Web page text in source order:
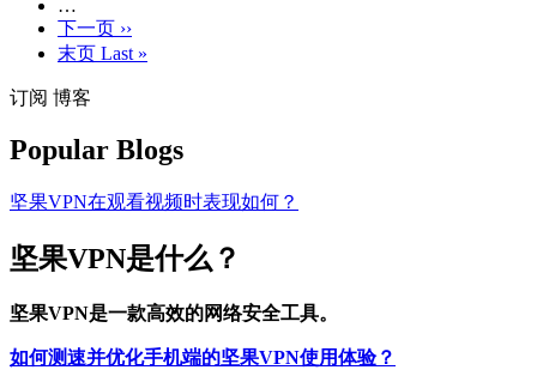
…
下一页 ››
末页 Last »
订阅 博客
Popular Blogs
坚果VPN在观看视频时表现如何？
坚果VPN是什么？
坚果VPN是一款高效的网络安全工具。
如何测速并优化手机端的坚果VPN使用体验？